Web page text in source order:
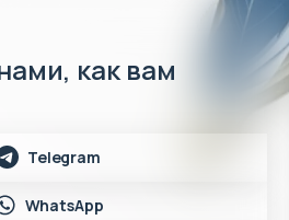
как вам
Telegram
WhatsApp